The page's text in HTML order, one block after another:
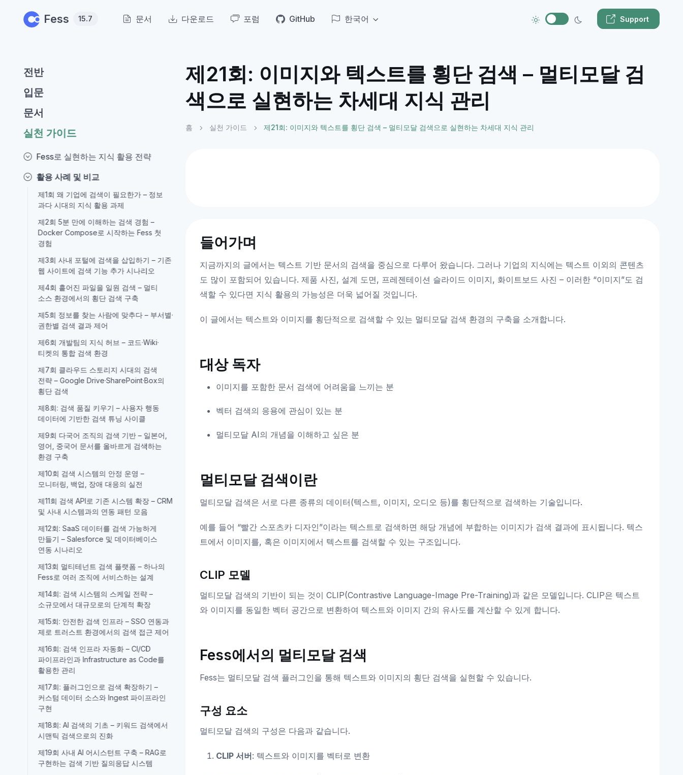
Fess 15.7 문서 다운로드 포럼 GitHub 한국어 Support
전반
입문
문서
실천 가이드
Fess로 실현하는 지식 활용 전략
활용 사례 및 비교
제1회 왜 기업에 검색이 필요한가 – 정보
과다 시대의 지식 활용 과제
제2회 5분 만에 이해하는 검색 경험 –
Docker Compose로 시작하는 Fess 첫
경험
제3회 사내 포털에 검색을 삽입하기 – 기존
웹 사이트에 검색 기능 추가 시나리오
제4회 흩어진 파일을 일원 검색 – 멀티
소스 환경에서의 횡단 검색 구축
제5회 정보를 찾는 사람에 맞추다 – 부서별·
권한별 검색 결과 제어
제6회 개발팀의 지식 허브 – 코드·Wiki·
티켓의 통합 검색 환경
제7회 클라우드 스토리지 시대의 검색
전략 – Google Drive·SharePoint·Box의
횡단 검색
제8회: 검색 품질 키우기 – 사용자 행동
데이터에 기반한 검색 튜닝 사이클
제9회 다국어 조직의 검색 기반 – 일본어,
영어, 중국어 문서를 올바르게 검색하는
환경 구축
제10회 검색 시스템의 안정 운영 –
모니터링, 백업, 장애 대응의 실전
제11회 검색 API로 기존 시스템 확장 – CRM
및 사내 시스템과의 연동 패턴 모음
제12회: SaaS 데이터를 검색 가능하게
만들기 – Salesforce 및 데이터베이스
연동 시나리오
제13회 멀티테넌트 검색 플랫폼 – 하나의
Fess로 여러 조직에 서비스하는 설계
제14회: 검색 시스템의 스케일 전략 –
소규모에서 대규모로의 단계적 확장
제15회: 안전한 검색 인프라 – SSO 연동과
제로 트러스트 환경에서의 검색 접근 제어
제16회: 검색 인프라 자동화 – CI/CD
파이프라인과 Infrastructure as Code를
활용한 관리
제17회: 플러그인으로 검색 확장하기 –
커스텀 데이터 소스와 Ingest 파이프라인
구현
제18회: AI 검색의 기초 – 키워드 검색에서
시맨틱 검색으로의 진화
제19회 사내 AI 어시스턴트 구축 – RAG로
구현하는 검색 기반 질의응답 시스템
제21회: 이미지와 텍스트를 횡단 검색 – 멀티모달 검
색으로 실현하는 차세대 지식 관리
홈 실천 가이드 제21회: 이미지와 텍스트를 횡단 검색 – 멀티모달 검색으로 실현하는 차세대 지식 관리
들어가며
지금까지의 글에서는 텍스트 기반 문서의 검색을 중심으로 다루어 왔습니다. 그러나 기업의 지식에는 텍스트 이외의 콘텐츠
도 많이 포함되어 있습니다. 제품 사진, 설계 도면, 프레젠테이션 슬라이드 이미지, 화이트보드 사진 – 이러한 “이미지”도 검
색할 수 있다면 지식 활용의 가능성은 더욱 넓어질 것입니다.
이 글에서는 텍스트와 이미지를 횡단적으로 검색할 수 있는 멀티모달 검색 환경의 구축을 소개합니다.
대상 독자
이미지를 포함한 문서 검색에 어려움을 느끼는 분
벡터 검색의 응용에 관심이 있는 분
멀티모달 AI의 개념을 이해하고 싶은 분
멀티모달 검색이란
멀티모달 검색은 서로 다른 종류의 데이터(텍스트, 이미지, 오디오 등)를 횡단적으로 검색하는 기술입니다.
예를 들어 “빨간 스포츠카 디자인”이라는 텍스트로 검색하면 해당 개념에 부합하는 이미지가 검색 결과에 표시됩니다. 텍스
트에서 이미지를, 혹은 이미지에서 텍스트를 검색할 수 있는 구조입니다.
CLIP 모델
멀티모달 검색의 기반이 되는 것이 CLIP(Contrastive Language-Image Pre-Training)과 같은 모델입니다. CLIP은 텍스트
와 이미지를 동일한 벡터 공간으로 변환하여 텍스트와 이미지 간의 유사도를 계산할 수 있게 합니다.
Fess에서의 멀티모달 검색
Fess는 멀티모달 검색 플러그인을 통해 텍스트와 이미지의 횡단 검색을 실현할 수 있습니다.
구성 요소
멀티모달 검색의 구성은 다음과 같습니다.
CLIP 서버: 텍스트와 이미지를 벡터로 변환